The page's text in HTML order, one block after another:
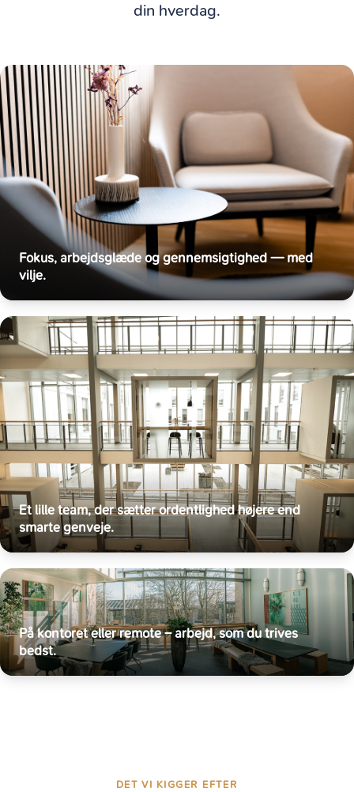
din hverdag.
Fokus, arbejdsglæde og gennemsigtighed — med
vilje.
Et lille team, der sætter ordentlighed højere end
smarte genveje.
På kontoret eller remote – arbejd, som du trives
bedst.
DET VI KIGGER EFTER